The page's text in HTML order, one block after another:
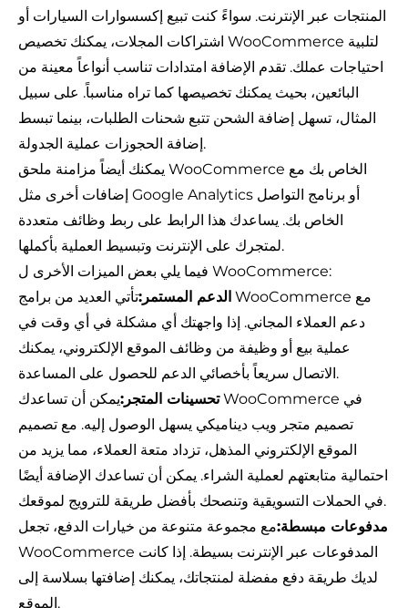
المنتجات عبر الإنترنت. سواءً كنت تبيع إكسسوارات السيارات أو
اشتراكات المجلات، يمكنك تخصيص WooCommerce لتلبية
احتياجات عملك. تقدم الإضافة امتدادات تناسب أنواعاً معينة من
البائعين، بحيث يمكنك تخصيصها كما تراه مناسباً. على سبيل
المثال، تسهل إضافة الشحن تتبع شحنات الطلبات، بينما تبسط
إضافة الحجوزات عملية الجدولة.
يمكنك أيضاً مزامنة ملحق WooCommerce الخاص بك مع
إضافات أخرى مثل Google Analytics أو برنامج التواصل
الخاص بك. يساعدك هذا الرابط على ربط وظائف متعددة
لمتجرك على الإنترنت وتبسيط العملية بأكملها.
فيما يلي بعض الميزات الأخرى ل WooCommerce:
الدعم المستمر:تأتي العديد من برامج WooCommerce مع
دعم العملاء المجاني. إذا واجهتك أي مشكلة في أي وقت في
عملية بيع أو وظيفة من وظائف الموقع الإلكتروني، يمكنك
الاتصال سريعاً بأخصائي الدعم للحصول على المساعدة.
تحسينات المتجر:يمكن أن تساعدك WooCommerce في
تصميم متجر ويب ديناميكي يسهل الوصول إليه. مع تصميم
الموقع الإلكتروني المذهل، تزداد متعة العملاء، مما يزيد من
احتمالية متابعتهم لعملية الشراء. يمكن أن تساعدك الإضافة أيضًا
في الحملات التسويقية وتنصحك بأفضل طريقة للترويج لموقعك.
مدفوعات مبسطة:مع مجموعة متنوعة من خيارات الدفع، تجعل
WooCommerce المدفوعات عبر الإنترنت بسيطة. إذا كانت
لديك طريقة دفع مفضلة لمنتجاتك، يمكنك إضافتها بسلاسة إلى
الموقع.